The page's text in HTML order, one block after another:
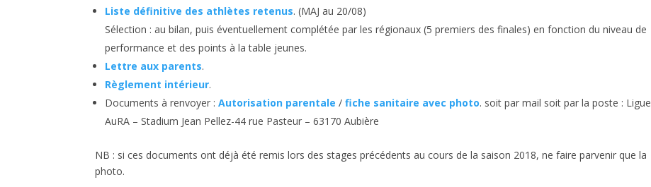
Liste définitive des athlètes retenus. (MAJ au 20/08)
Sélection : au bilan, puis éventuellement complétée par les régionaux (5 premiers des finales) en fonction du niveau de
performance et des points à la table jeunes.
Lettre aux parents.
Règlement intérieur.
Documents à renvoyer :Autorisation parentale /fiche sanitaire avec photo. soit par mail soit par la poste : Ligue
AuRA – Stadium Jean Pellez-44 rue Pasteur – 63170 Aubière
NB : si ces documents ont déjà été remis lors des stages précédents au cours de la saison 2018, ne faire parvenir que la
photo.